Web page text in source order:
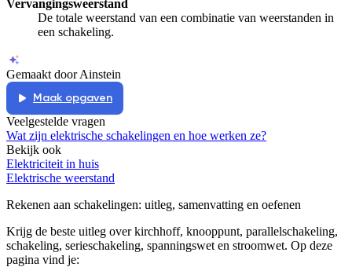
Vervangingsweerstand
De totale weerstand van een combinatie van weerstanden in
een schakeling.
Gemaakt door Ainstein
Maak opgaven
Veelgestelde vragen
Wat zijn elektrische schakelingen en hoe werken ze?
Bekijk ook
Elektriciteit in huis
Elektrische weerstand
Rekenen aan schakelingen: uitleg, samenvatting en oefenen
Krijg de beste uitleg over kirchhoff, knooppunt, parallelschakeling,
schakeling, serieschakeling, spanningswet en stroomwet. Op deze
pagina vind je: